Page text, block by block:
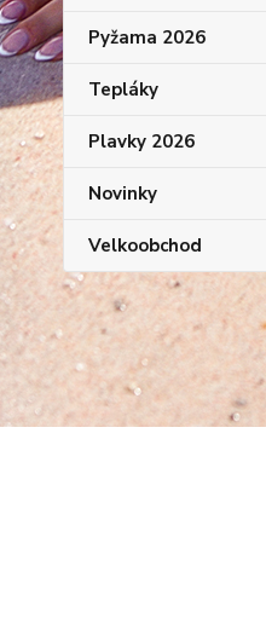
Pyžama 2026
Tepláky
Plavky 2026
Novinky
Velkoobchod